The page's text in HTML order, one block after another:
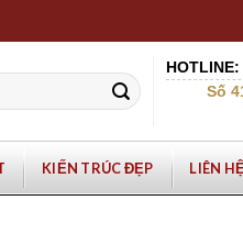
HOTLINE:
Số
KIẾN TRÚC ĐẸP LIÊN